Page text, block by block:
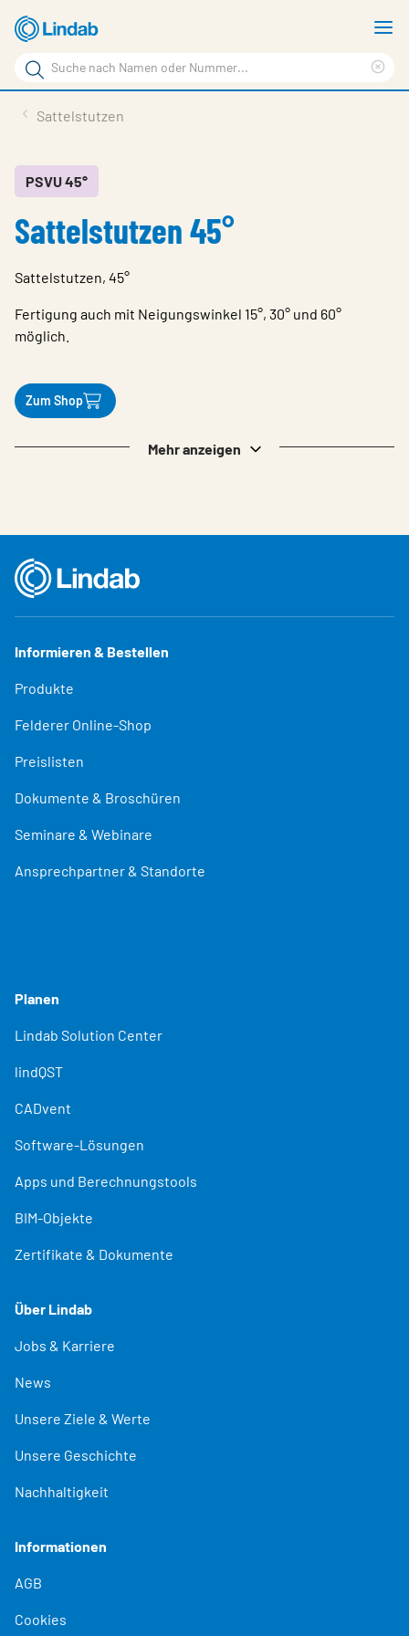
Zum
Hauptinhalt
springen
Suchbegriff
Seite
durchsuchen
Wissen & Service
Inspiration
Kontakt
Sattelstutzen
PSVU 45°
Sattelstutzen 45°
Sattelstutzen, 45°
Fertigung auch mit Neigungswinkel 15°, 30° und 60°
möglich.
Zum Shop
Mehr anzeigen
Informieren & Bestellen
Produkte
Felderer Online-Shop
Preislisten
Dokumente & Broschüren
Seminare & Webinare
Ansprechpartner & Standorte
Planen
Lindab Solution Center
lindQST
CADvent
Software-Lösungen
Apps und Berechnungstools
BIM-Objekte
Zertifikate & Dokumente
Über Lindab
Jobs & Karriere
News
Unsere Ziele & Werte
Unsere Geschichte
Nachhaltigkeit
Informationen
AGB
Cookies